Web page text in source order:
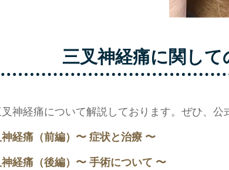
三叉神経痛に関して
神経痛について解説しております。ぜひ、公
痛（前編）〜 症状と治療 〜
痛（後編）〜 手術について 〜